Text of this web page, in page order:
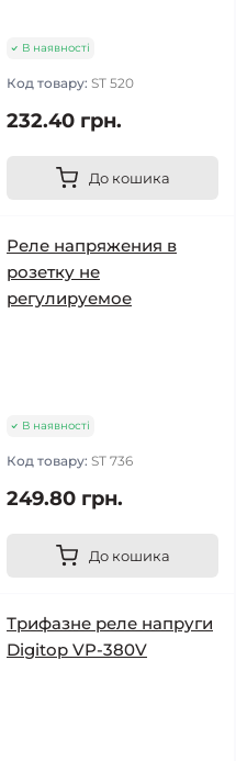
В наявності
Код товару: ST 520
232.40 грн.
До кошика
Реле напряжения в
розетку не
регулируемое
В наявності
Код товару: ST 736
249.80 грн.
До кошика
Трифазне реле напруги
Digitop VP-380V